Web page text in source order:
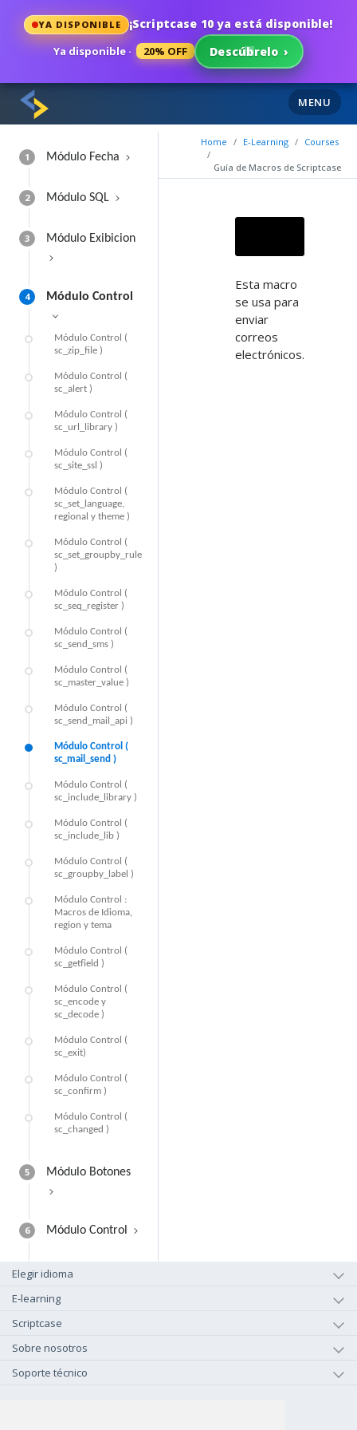
YA DISPONIBLE ¡Scriptcase 10 ya está disponible!
Ya disponible · 20% OFF Descúbrelo ›
MENU
1 Módulo Fecha
2 Módulo SQL
3 Módulo Exibicion
4 Módulo Control
Módulo Control (
sc_zip_file )
Módulo Control (
sc_alert )
Módulo Control (
sc_url_library )
Módulo Control (
sc_site_ssl )
Módulo Control (
sc_set_language,
regional y theme )
Módulo Control (
sc_set_groupby_rule
)
Módulo Control (
sc_seq_register )
Módulo Control (
sc_send_sms )
Módulo Control (
sc_master_value )
Módulo Control (
sc_send_mail_api )
Módulo Control (
sc_mail_send )
Módulo Control (
sc_include_library )
Módulo Control (
sc_include_lib )
Módulo Control (
sc_groupby_label )
Módulo Control :
Macros de Idioma,
region y tema
Módulo Control (
sc_getfield )
Módulo Control (
sc_encode y
sc_decode )
Módulo Control (
sc_exit)
Módulo Control (
sc_confirm )
Módulo Control (
sc_changed )
5 Módulo Botones
6 Módulo Control
Home E-Learning Courses
Guía de Macros de Scriptcase
Esta macro
se usa para
enviar
correos
electrónicos.
Elegir idioma
E-learning
Scriptcase
Sobre nosotros
Soporte técnico